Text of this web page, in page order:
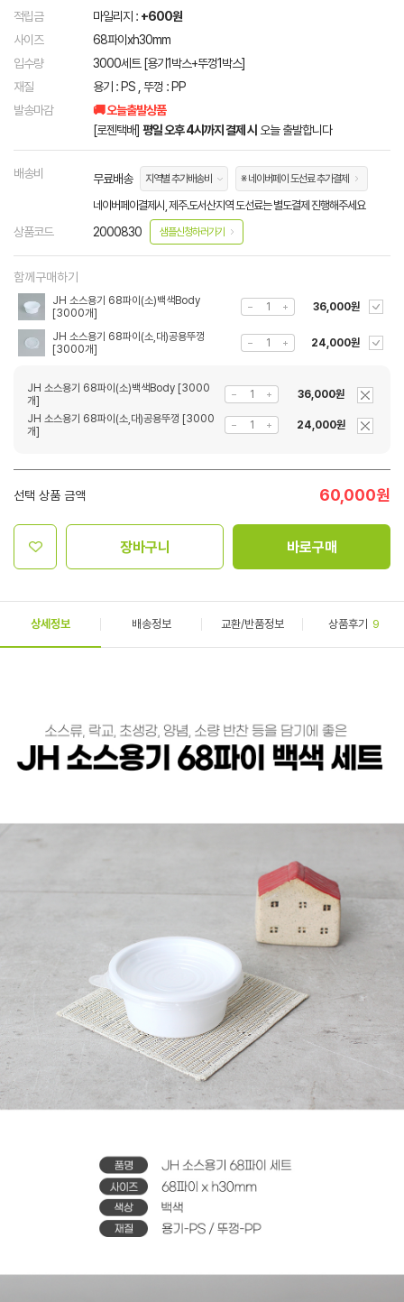
적립금 마일리지 : +600원
사이즈
68파이xh30mm
입수량
3000세트 [용기1박스+뚜껑1박스]
재질
용기 : PS , 뚜껑 : PP
발송마감
🚚 오늘출발상품
[로젠택배] 평일 오후 4시까지 결제 시 오늘 출발합니다
배송비 무료배송 지역별 추가배송비 ※ 네이버페이 도선료 추가결제
네이버페이결제시, 제주.도서산지역 도선료는 별도결제 진행해주세요
상품코드 2000830 샘플신청하러가기
함께구매하기
JH 소스용기 68파이(소)백색Body
[3000개]
36,000원
JH 소스용기 68파이(소,대)공용뚜껑
[3000개]
24,000원
JH 소스용기 68파이(소)백색Body [3000
개]
36,000원
JH 소스용기 68파이(소,대)공용뚜껑 [3000
개]
24,000원
선택 상품 금액 60,000원
장바구니 바로구매
상세정보 배송정보 교환/반품정보 상품후기 9